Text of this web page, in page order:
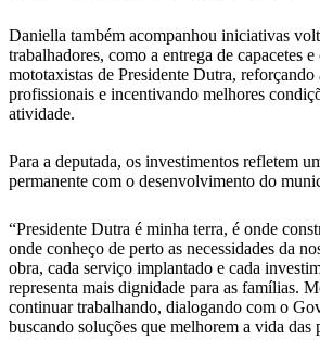
Daniella também acompanhou iniciativas
trabalhadores, como a entrega de capacetes e
mototaxistas de Presidente Dutra, reforçando
profissionais e incentivando melhores
atividade.
Para a deputada, os investimentos refletem
permanente com o desenvolvimento do
“Presidente Dutra é minha terra, é onde
onde conheço de perto as necessidades da
obra, cada serviço implantado e cada
representa mais dignidade para as famílias.
continuar trabalhando, dialogando com o
buscando soluções que melhorem a vida das